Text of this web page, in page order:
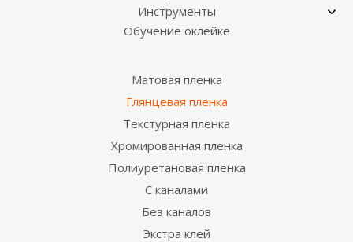
Инструменты
Обучение оклейке
Матовая пленка
Глянцевая пленка
Текстурная пленка
Хромированная пленка
Полиуретановая пленка
С каналами
Без каналов
Экстра клей